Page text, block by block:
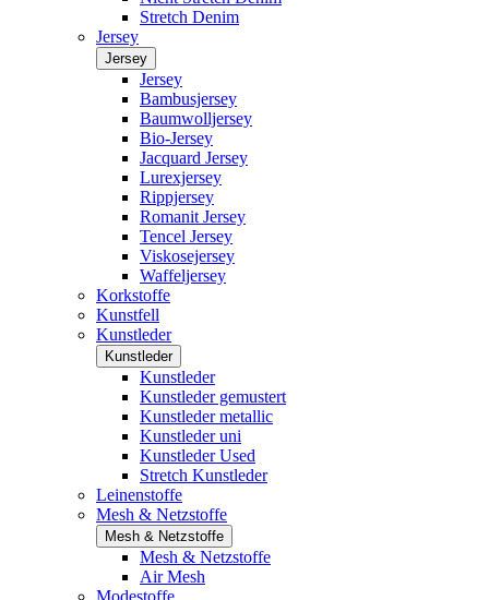
Stretch Denim
Jersey
Jersey
Jersey
Bambusjersey
Baumwolljersey
Bio-Jersey
Jacquard Jersey
Lurexjersey
Rippjersey
Romanit Jersey
Tencel Jersey
Viskosejersey
Waffeljersey
Korkstoffe
Kunstfell
Kunstleder
Kunstleder
Kunstleder
Kunstleder gemustert
Kunstleder metallic
Kunstleder uni
Kunstleder Used
Stretch Kunstleder
Leinenstoffe
Mesh & Netzstoffe
Mesh & Netzstoffe
Mesh & Netzstoffe
Air Mesh
Modestoffe